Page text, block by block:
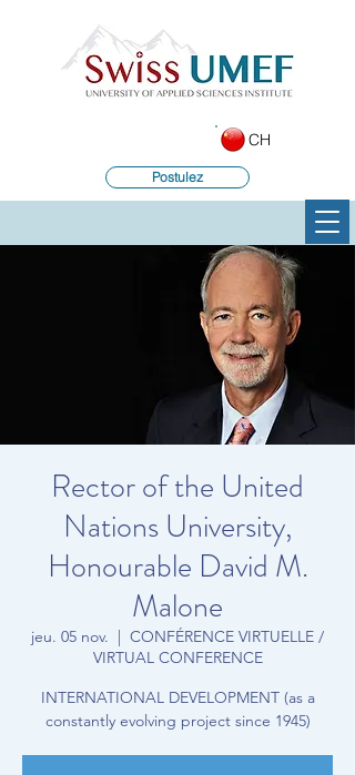
Postulez
CH
Rector of the United
Nations University,
Honourable David M.
Malone
jeu. 05 nov.
  |
CONFÉRENCE VIRTUELLE /
VIRTUAL CONFERENCE
INTERNATIONAL DEVELOPMENT (as a
constantly evolving project since 1945)